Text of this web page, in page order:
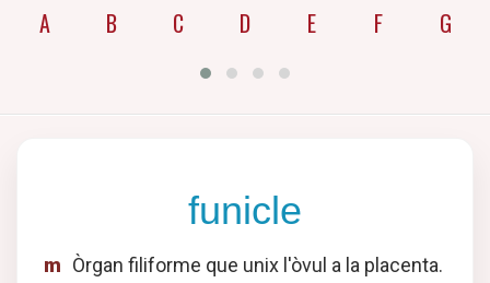
A B C D E F G
funicle
m Òrgan filiforme que unix l'òvul a la placenta.